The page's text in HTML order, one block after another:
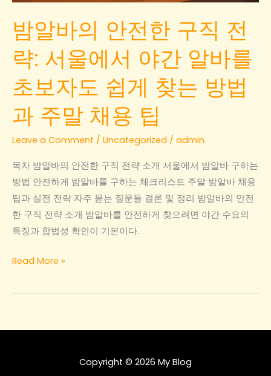
초
보
도
능
한
시
급
교
밤알바의 안전한 구직 전
략: 서울에서 야간 알바를
초보자도 쉽게 찾는 방법
과 주말 채용 팁
Leave a Comment / Uncategorized / admin
목차 밤알바의 안전한 구직 전략 소개 서울에서 밤알바 구하는
방법 안전하게 밤알바를 구하는 체크리스트 주말 밤알바 채용
팁과 실전 전략 자주 묻는 질문들 결론 및 정리 밤알바의 안전
한 구직 전략 소개 밤알바를 안전하게 찾으려면 야간 수요의
특징과 합법성 확인이 기본이다.
밤
바
Read More »
Copyright © 2026 My Blog